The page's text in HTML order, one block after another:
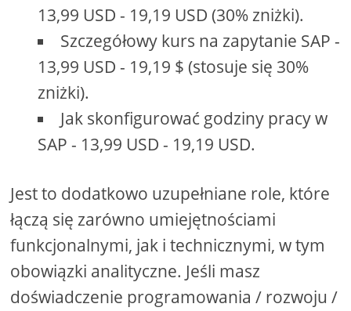
13,99 USD - 19,19 USD (30% zniżki).
Szczegółowy kurs na zapytanie SAP -
13,99 USD - 19,19 $ (stosuje się 30%
zniżki).
Jak skonfigurować godziny pracy w
SAP - 13,99 USD - 19,19 USD.
Jest to dodatkowo uzupełniane role, które
łączą się zarówno umiejętnościami
funkcjonalnymi, jak i technicznymi, w tym
obowiązki analityczne. Jeśli masz
doświadczenie programowania / rozwoju /